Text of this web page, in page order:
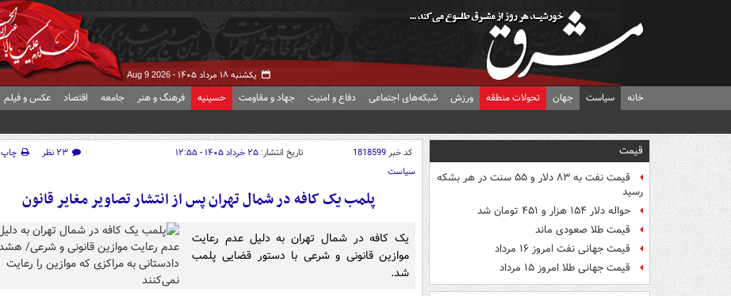
یکشنبه ۱۸ مرداد ۱۴۰۵ - Aug 9 2026
خانه سیاست جهان تحولات منطقه ورزش شبکه‌های اجتماعی دفاع و امنیت جهاد و مقاومت حسینیه فرهنگ و هنر جامعه اقتصاد عکس و فیلم
قیمت
قیمت نفت به ۸۳ دلار و ۵۵ سنت در هر بشکه
رسید
حواله دلار ۱۵۴ هزار و ۴۵۱ تومان شد
قیمت طلا صعودی ماند
قیمت جهانی نفت امروز ۱۶ مرداد
قیمت جهانی طلا امروز ۱۵ مرداد
کد خبر1818599 تاریخ انتشار: ۲۵ خرداد ۱۴۰۵ - ۱۲:۵۵ ۲۳ نظر
چاپ
سیاست
پلمب یک کافه در شمال تهران پس از انتشار تصاویر مغایر قانون
یک کافه در شمال تهران به دلیل عدم رعایت
موازین قانونی و شرعی با دستور قضایی پلمب
شد.